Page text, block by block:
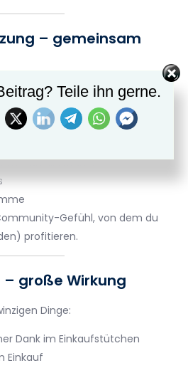
– gemeinsam
Welt. Bau Netzwerke mit
Dienstleistern auf.
Nachbarladen
Gefühl, von dem du
profitieren.
– große Wirkung
Dinge:
Dank im Einkaufstütchen
Einkauf
Teile ihn gerne.